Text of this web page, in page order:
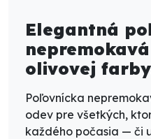
Elegantná
olivovej
Poľovnícka
odev pre všetkých,
každého počasia — či